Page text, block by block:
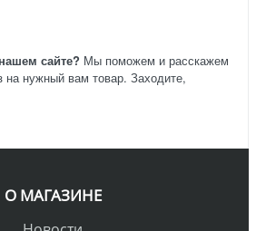
сайте? Мы поможем и расскажем
на нужный вам товар. Заходите,
О МАГАЗИНЕ